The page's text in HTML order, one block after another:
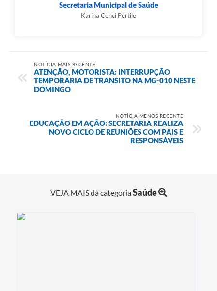
Secretaria Municipal de Saúde
Karina Cenci Pertile
NOTÍCIA MAIS RECENTE
ATENÇÃO, MOTORISTA: INTERRUPÇÃO
TEMPORÁRIA DE TRÂNSITO NA MG-010 NESTE
DOMINGO
NOTÍCIA MENOS RECENTE
EDUCAÇÃO EM AÇÃO: SECRETARIA REALIZA
NOVO CICLO DE REUNIÕES COM PAIS E
RESPONSÁVEIS
VEJA MAIS da categoriaSaúde